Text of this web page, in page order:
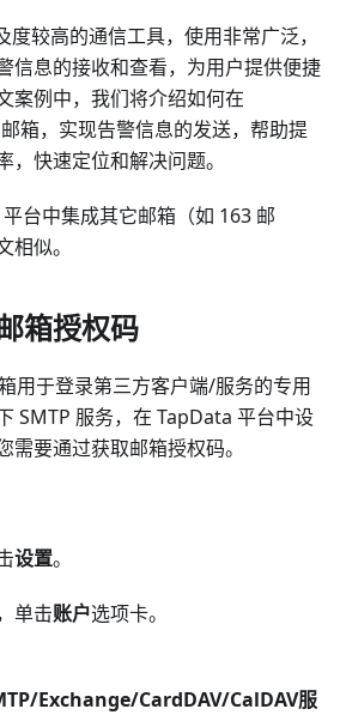
较高的通信工具，使用非常广泛，
信息的接收和查看，为用户提供便捷
案例中，我们将介绍如何在
箱，实现告警信息的发送，帮助提
，快速定位和解决问题。
台中集成其它邮箱（如 163 邮
似。
箱授权码
用于登录第三方客户端/服务的专用
SMTP 服务，在 TapData 平台中设
需要通过获取邮箱授权码。
设置。
单击账户选项卡。
Exchange/CardDAV/CalDAV服